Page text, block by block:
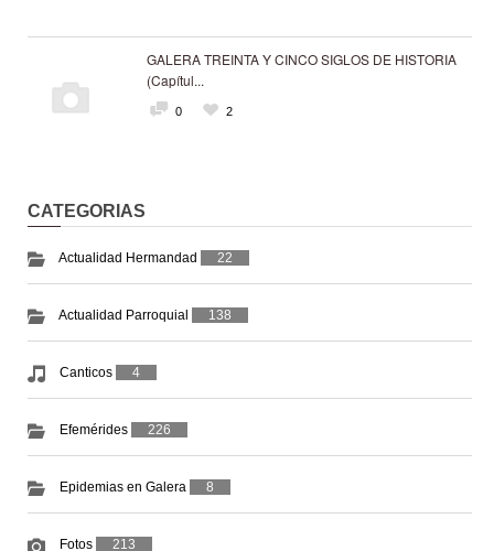
GALERA TREINTA Y CINCO SIGLOS DE HISTORIA
(Capítul...
0 2
CATEGORIAS
Actualidad Hermandad 22
Actualidad Parroquial 138
Canticos 4
Efemérides 226
Epidemias en Galera 8
Fotos 213